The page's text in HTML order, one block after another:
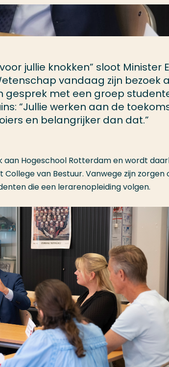
jullie knokken” sloot Minister
vandaag zijn bezoek
gesprek met een groep
“Jullie werken aan de
en belangrijker dan dat.”
aan Hogeschool Rotterdam en wordt
College van Bestuur. Vanwege zijn
die een lerarenopleiding volgen.